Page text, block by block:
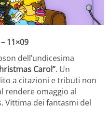
11×09
dell’undicesima
Carol”. Un
a citazioni e tributi non
rendere omaggio al
Vittima dei fantasmi del